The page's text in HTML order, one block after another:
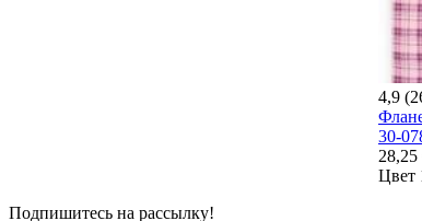
4,9
30-
28,25
Цвет
Подпишитесь на рассылку!